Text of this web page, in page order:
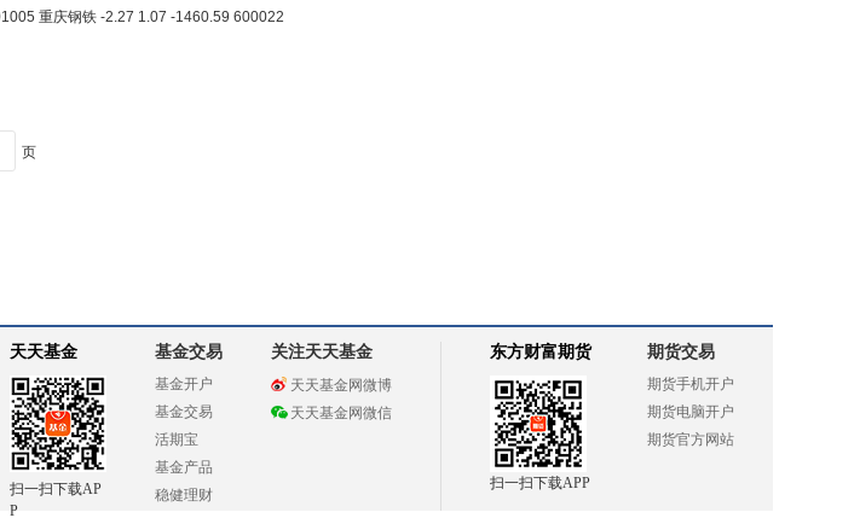
重庆钢铁 -2.27 1.07 -1460.59 600022
页
天天基金
扫一扫下载AP
P
基金交易
基金开户
基金交易
活期宝
基金产品
稳健理财
关注天天基金
天天基金网微博
天天基金网微信
东方财富期货
扫一扫下载APP
期货交易
期货手机开户
期货电脑开户
期货官方网站